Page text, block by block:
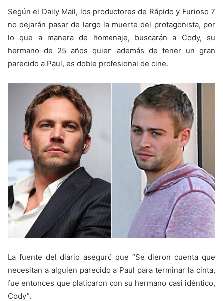
Según el Daily Mail, los productores de Rápido y Furioso 7
no dejarán pasar de largo la muerte del protagonista, por
lo que a manera de homenaje, buscarán a Cody, su
hermano de 25 años quien además de tener un gran
parecido a Paul, es doble profesional de cine.
La fuente del diario aseguró que “Se dieron cuenta que
necesitan a alguien parecido a Paul para terminar la cinta,
fue entonces que platicaron con su hermano casi idéntico,
Cody”.